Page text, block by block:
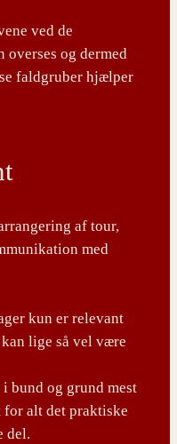
ved de
og dermed
faldgruber hjælper
af tour,
med
kun er relevant
lige så vel være
bund og grund mest
for alt det praktiske
del.